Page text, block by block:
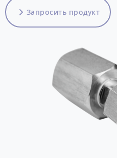
Запросить продукт